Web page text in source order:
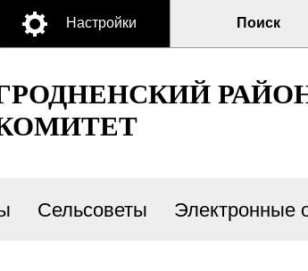
Настройки Поиск
Сельсоветы Электронные